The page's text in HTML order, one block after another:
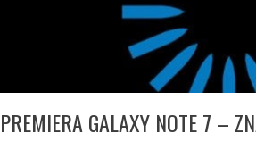
PREMIERA GALAXY NOTE 7 –